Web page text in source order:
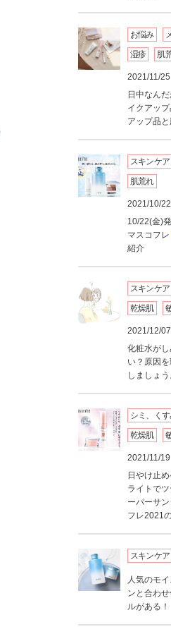
お悩み
湿疹
肌
2021/11/25
日中なん
イクアッ
アップ品と
スキンケア
肌荒れ
2021/10/22
10/22(金)
マスコフレ
紹介
スキンケア
乾燥肌
2021/12/07
化粧水が
い？原因
しましょう
シミ、く
乾燥肌
2021/11/19
日やけ止
ライトで
ーパーサ
フレ2021
スキンケア
人気のモ
ンと合わ
ルがある！